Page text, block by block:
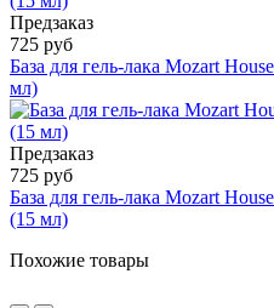
Предзаказ
725 руб
База для гель-лака Mozart
мл)
Предзаказ
725 руб
База для гель-лака Mozart
(15 мл)
Похожие товары